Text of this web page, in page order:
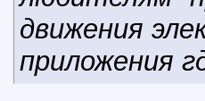
движения
приложения